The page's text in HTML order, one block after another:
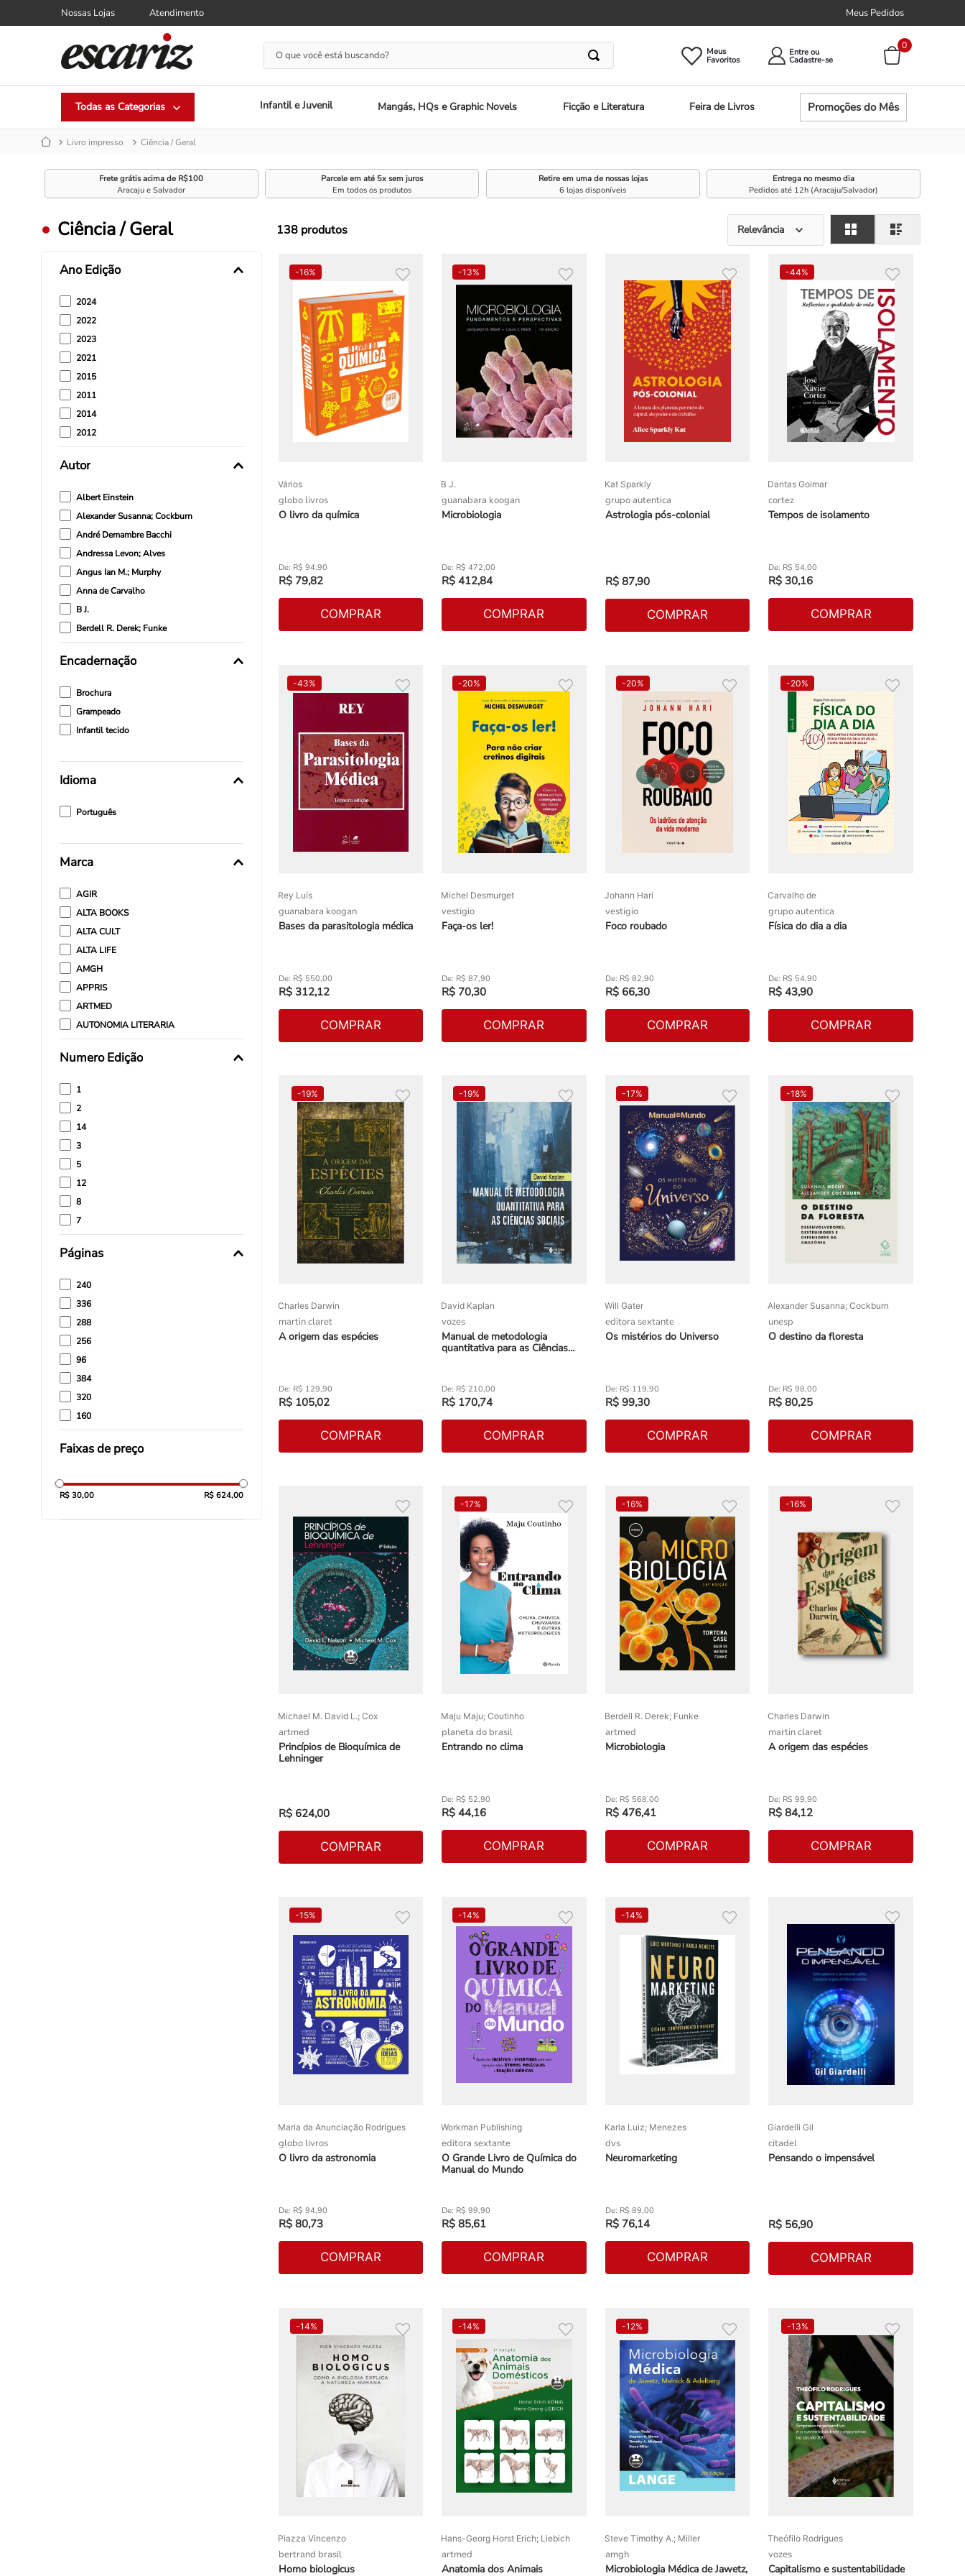
Nossas Lojas Atendimento Meus Pedidos
O que você está buscando? Meus Entre ou
0
Infantil e Juvenil Mangás, HQs e Graphic Novels Ficção e Literatura Feira de Livros Promoções do Mês
Livro impresso Ciência / Geral
Frete grátis acima de R$100
Aracaju e Salvador
Parcele em até 5x sem juros
Em todos os produtos
Retire em uma de nossas lojas
6 lojas disponíveis
Entrega no mesmo dia
Pedidos até 12h (Aracaju/Salvador)
Ciência / Geral
Ano Edição
2024
2022
2023
2021
2015
2011
2014
2012
2020
Autor
Albert Einstein
Alexander Susanna; Cockburn
André Demambre Bacchi
Andressa Levon; Alves
Angus Ian M.; Murphy
Anna de Carvalho
B J.
Berdell R. Derek; Funke
Braden Gregg
Encadernação
Brochura
Grampeado
Infantil tecido
Idioma
Português
Marca
AGIR
ALTA BOOKS
ALTA CULT
ALTA LIFE
AMGH
APPRIS
ARTMED
AUTONOMIA LITERARIA
BERTRAND BRASIL
Numero Edição
1
2
14
3
5
12
8
7
30
Páginas
240
336
288
256
96
384
320
160
352
Faixas de preço
R$ 30,00 R$ 624,00
138 produtos Relevância
-16%
Vários
globo livros
O livro da química
R$ 94,90
R$ 79,82
COMPRAR
-13%
B J.
guanabara koogan
Microbiologia
R$ 472,00
R$ 412,84
COMPRAR
Kat Sparkly
grupo autentica
Astrologia pós-colonial
R$ 87,90
COMPRAR
-44%
Dantas Goimar
cortez
Tempos de isolamento
R$ 54,00
R$ 30,16
COMPRAR
-43%
Rey Luís
guanabara koogan
Bases da parasitologia médica
R$ 550,00
R$ 312,12
COMPRAR
-20%
Michel Desmurget
vestigio
Faça-os ler!
R$ 87,90
R$ 70,30
COMPRAR
-20%
Johann Hari
vestigio
Foco roubado
R$ 82,90
R$ 66,30
COMPRAR
-20%
Carvalho de
grupo autentica
Física do dia a dia
R$ 54,90
R$ 43,90
COMPRAR
-19%
Charles Darwin
martin claret
A origem das espécies
R$ 129,90
R$ 105,02
COMPRAR
-19%
David Kaplan
vozes
Manual de metodologia
quantitativa para as Ciências
R$ 210,00
R$ 170,74
COMPRAR
-17%
Will Gater
editora sextante
Os mistérios do Universo
R$ 119,90
R$ 99,30
COMPRAR
-18%
Alexander Susanna; Cockburn
unesp
O destino da floresta
R$ 98,00
R$ 80,25
COMPRAR
Michael M. David L.; Cox
artmed
Princípios de Bioquímica de
Lehninger
R$ 624,00
COMPRAR
-17%
Maju Maju; Coutinho
planeta do brasil
Entrando no clima
R$ 52,90
R$ 44,16
COMPRAR
-16%
Berdell R. Derek; Funke
artmed
Microbiologia
R$ 568,00
R$ 476,41
COMPRAR
-16%
Charles Darwin
martin claret
A origem das espécies
R$ 99,90
R$ 84,12
COMPRAR
-15%
Maria da Anunciação Rodrigues
globo livros
O livro da astronomia
R$ 94,90
R$ 80,73
COMPRAR
-14%
Workman Publishing
editora sextante
O Grande Livro de Química do
Manual do Mundo
R$ 99,90
R$ 85,61
COMPRAR
-14%
Karla Luiz; Menezes
dvs
Neuromarketing
R$ 89,00
R$ 76,14
COMPRAR
Giardelli Gil
citadel
Pensando o impensável
R$ 56,90
COMPRAR
-14%
Piazza Vincenzo
bertrand brasil
Homo biologicus
-14%
Hans-Georg Horst Erich; Liebich
artmed
Anatomia dos Animais
-12%
Steve Timothy A.; Miller
amgh
Microbiologia Médica de Jawetz,
-13%
Theófilo Rodrigues
vozes
Capitalismo e sustentabilidade